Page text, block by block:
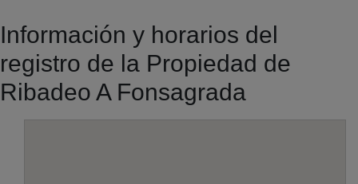
Información y horarios del
registro de la Propiedad de
Ribadeo A Fonsagrada